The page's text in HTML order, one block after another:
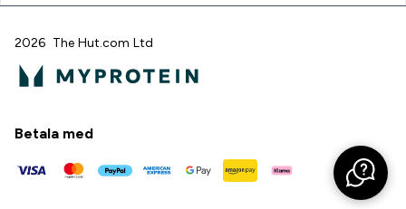
2026 The Hut.com Ltd
Betala med